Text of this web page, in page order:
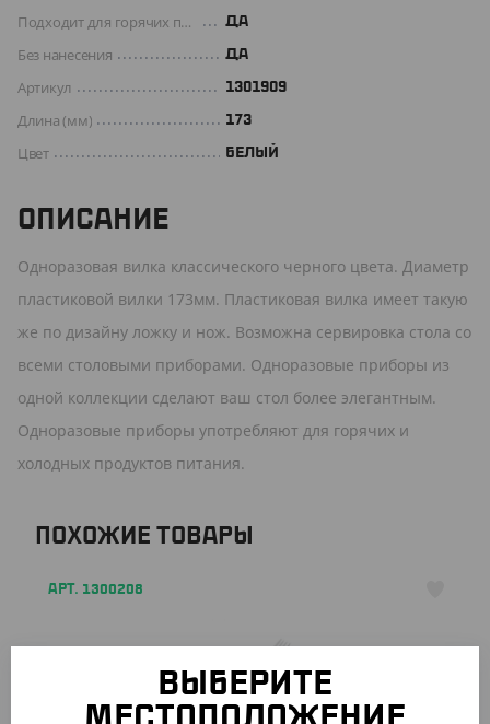
Подходит для горячих продуктов ДА
Без нанесения ДА
Артикул 1301909
Длина (мм) 173
Цвет БЕЛЫЙ
ОПИСАНИЕ
Одноразовая вилка классического черного цвета. Диаметр
пластиковой вилки 173мм. Пластиковая вилка имеет такую
же по дизайну ложку и нож. Возможна сервировка стола со
всеми столовыми приборами. Одноразовые приборы из
одной коллекции сделают ваш стол более элегантным.
Одноразовые приборы употребляют для горячих и
холодных продуктов питания.
ПОХОЖИЕ ТОВАРЫ
АРТ. 1300208
ВЫБЕРИТЕ